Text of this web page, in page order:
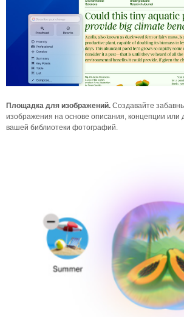
Площадка для изображений. Создавайте
изображения на основе описания, концепции или
вашей библиотеки фотографий.